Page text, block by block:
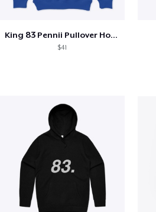
King 83 Pennii Pullover Hoodie
$41